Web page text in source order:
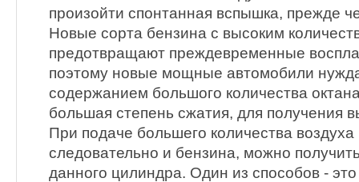
произойти спонтанная вспышка, прежде
Новые сорта бензина с высоким
предотвращают преждевременные
поэтому новые мощные автомобили
содержанием большого количества
большая степень сжатия, для получения
При подаче большего количества
следовательно и бензина, можно
данного цилиндра. Один из способов -